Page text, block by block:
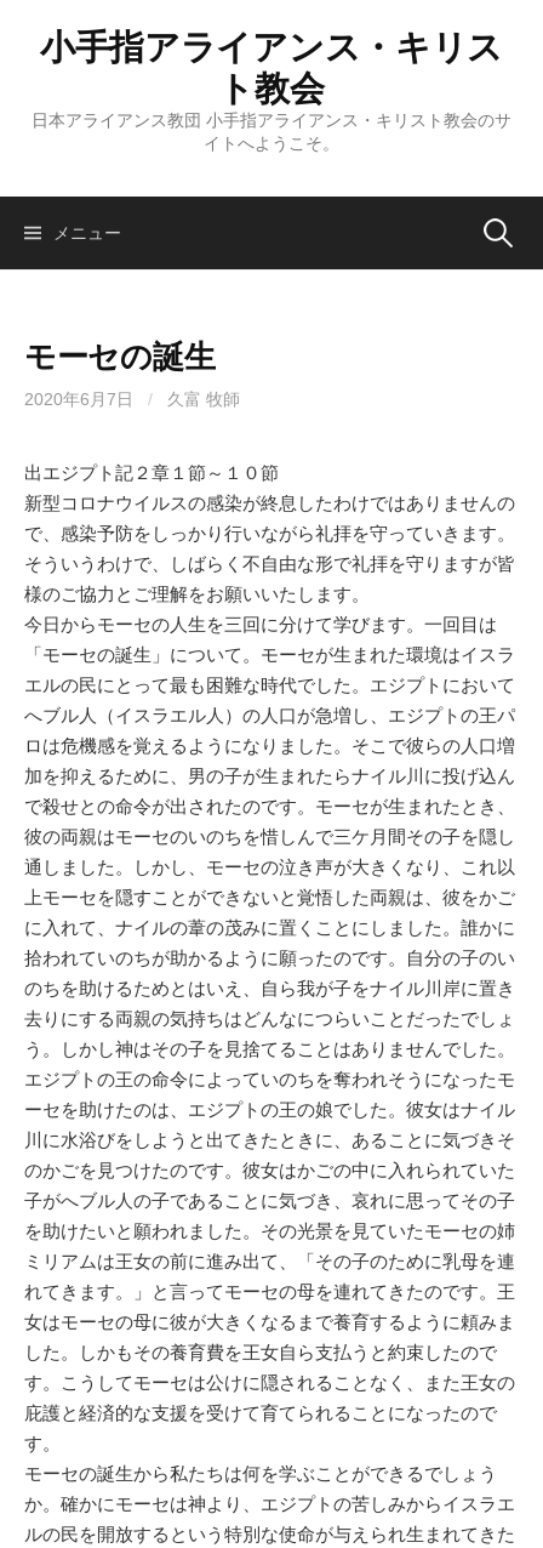
ス
小手指アライアンス・キリス
ト教会
日本アライアンス教団 小手指アライアンス・キリスト教会のサ
イトへようこそ。
メニュー 検
モーセの誕生
2020年6月7日 / 久富 牧師
出エジプト記２章１節～１０節
新型コロナウイルスの感染が終息したわけではありませんの
で、感染予防をしっかり行いながら礼拝を守っていきます。
そういうわけで、しばらく不自由な形で礼拝を守りますが皆
様のご協力とご理解をお願いいたします。
今日からモーセの人生を三回に分けて学びます。一回目は
「モーセの誕生」について。モーセが生まれた環境はイスラ
エルの民にとって最も困難な時代でした。エジプトにおいて
へブル人（イスラエル人）の人口が急増し、エジプトの王パ
ロは危機感を覚えるようになりました。そこで彼らの人口増
加を抑えるために、男の子が生まれたらナイル川に投げ込ん
で殺せとの命令が出されたのです。モーセが生まれたとき、
彼の両親はモーセのいのちを惜しんで三ケ月間その子を隠し
通しました。しかし、モーセの泣き声が大きくなり、これ以
上モーセを隠すことができないと覚悟した両親は、彼をかご
に入れて、ナイルの葦の茂みに置くことにしました。誰かに
拾われていのちが助かるように願ったのです。自分の子のい
のちを助けるためとはいえ、自ら我が子をナイル川岸に置き
去りにする両親の気持ちはどんなにつらいことだったでしょ
う。しかし神はその子を見捨てることはありませんでした。
エジプトの王の命令によっていのちを奪われそうになったモ
ーセを助けたのは、エジプトの王の娘でした。彼女はナイル
川に水浴びをしようと出てきたときに、あることに気づきそ
のかごを見つけたのです。彼女はかごの中に入れられていた
子がへブル人の子であることに気づき、哀れに思ってその子
を助けたいと願われました。その光景を見ていたモーセの姉
ミリアムは王女の前に進み出て、「その子のために乳母を連
れてきます。」と言ってモーセの母を連れてきたのです。王
女はモーセの母に彼が大きくなるまで養育するように頼みま
した。しかもその養育費を王女自ら支払うと約束したので
す。こうしてモーセは公けに隠されることなく、また王女の
庇護と経済的な支援を受けて育てられることになったので
す。
モーセの誕生から私たちは何を学ぶことができるでしょう
か。確かにモーセは神より、エジプトの苦しみからイスラエ
ルの民を開放するという特別な使命が与えられ生まれてきた